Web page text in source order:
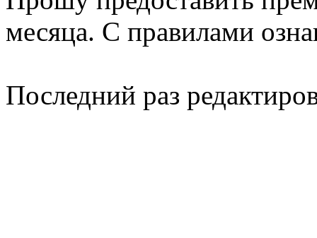
месяца. C правилами
Последний раз